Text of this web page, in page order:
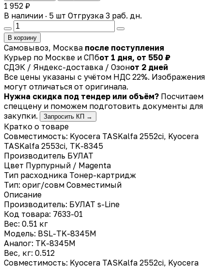
1 952 ₽
В наличии · 5 шт Отгрузка 3 раб. дн.
В корзину
Самовывоз, Москва после поступления
Курьер по Москве и СПбот 1 дня, от 550 ₽
СДЭК / Яндекс-доставка / Озонот 2 дней
Все цены указаны с учётом НДС 22%. Изображения
могут отличаться от оригинала.
Нужна скидка под тендер или объём? Посчитаем
спеццену и поможем подготовить документы для
закупки.
Запросить КП →
Кратко о товаре
Совместимость: Kyocera TASKalfa 2552ci, Kyocera
TASKalfa 2553ci, TK-8345
Производитель БУЛАТ
Цвет Пурпурный / Magenta
Тип расходника Тонер-картридж
Тип: ориг/совм Совместимый
Описание
Производитель: БУЛАТ s-Line
Код товара: 7633-01
Вес: 0.51 кг
Модель: BSL-TK-8345M
Аналог: TK-8345M
Вес, кг: 0.512
Совместимость: Kyocera TASKalfa 2552ci, Kyocera